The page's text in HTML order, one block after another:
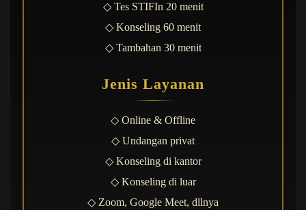
◇ Tes STIFIn 20 menit
◇ Konseling 60 menit
◇ Tambahan 30 menit
Jenis Layanan
◇ Online & Offline
◇ Undangan privat
◇ Konseling di kantor
◇ Konseling di luar
◇ Zoom, Google Meet, dllnya